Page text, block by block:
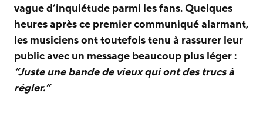
vague d’inquiétude parmi les fans. Quelques
heures après ce premier communiqué alarmant,
les musiciens ont toutefois tenu à rassurer leur
public avec un message beaucoup plus léger :
“Juste une bande de vieux qui ont des trucs à
régler.”